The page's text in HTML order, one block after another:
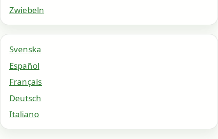
Zwiebeln
Svenska
Español
Français
Deutsch
Italiano